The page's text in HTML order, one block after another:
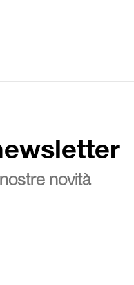
novità